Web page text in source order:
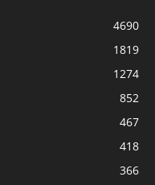
4690
1819
1274
852
467
418
366